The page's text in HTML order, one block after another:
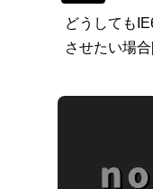
どうしても
させたい場